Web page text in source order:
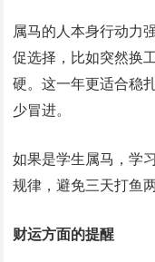
属马的人本身行动力
促选择，比如突然换
硬。这一年更适合稳
少冒进。
如果是学生属马，学
规律，避免三天打鱼
财运方面的提醒